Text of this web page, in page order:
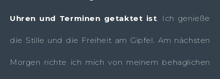
Uhren und Terminen getaktet ist. Ich genieße
die Stille und die Freiheit am Gipfel. Am nächsten
Morgen richte ich mich von meinem behaglichen